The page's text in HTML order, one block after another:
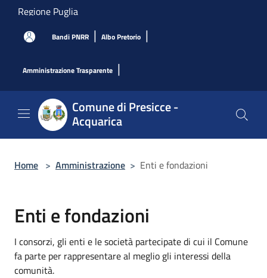
Salta al contenuto principale
Regione Puglia
Bandi PNRR | Albo Pretorio |
Amministrazione Trasparente |
Comune di Presicce -
Acquarica
Home > Amministrazione > Enti e fondazioni
Enti e fondazioni
I consorzi, gli enti e le società partecipate di cui il Comune
fa parte per rappresentare al meglio gli interessi della
comunità.